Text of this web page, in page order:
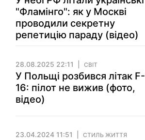
"Фламінго": як у Москві
проводили секретну
репетицію параду (відео)
28.08.2025 22:11 СВІТ
У Польщі розбився літак F-
16: пілот не вижив (фото,
відео)
23.04.2024 11:51 СТИЛЬ ЖИТТЯ